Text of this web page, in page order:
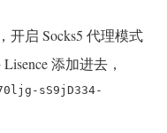
开启 Socks5 代理模式
添加进去，
sS9jD334-